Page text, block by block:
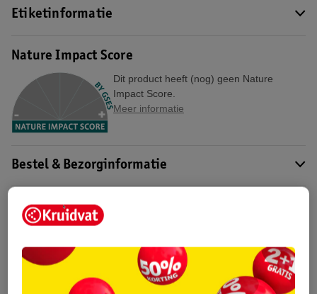
Etiketinformatie
Nature Impact Score
Dit product heeft (nog) geen Nature
Impact Score.
Meer informatie
Bestel & Bezorginformatie
Bekijk ook
MeerLucovitaal Alle Multivitamines